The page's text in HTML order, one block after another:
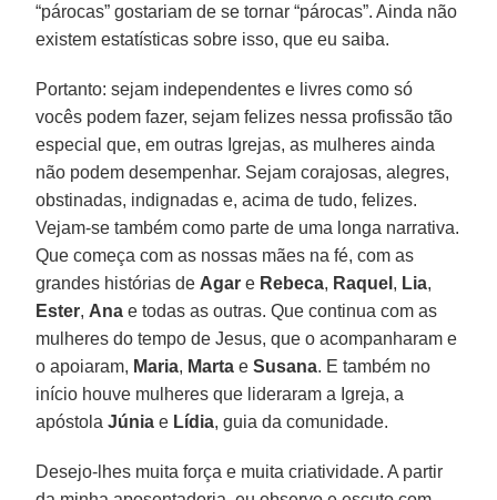
“párocas” gostariam de se tornar “párocas”. Ainda não
existem estatísticas sobre isso, que eu saiba.
Portanto: sejam independentes e livres como só
vocês podem fazer, sejam felizes nessa profissão tão
especial que, em outras Igrejas, as mulheres ainda
não podem desempenhar. Sejam corajosas, alegres,
obstinadas, indignadas e, acima de tudo, felizes.
Vejam-se também como parte de uma longa narrativa.
Que começa com as nossas mães na fé, com as
grandes histórias de Agar e Rebeca, Raquel , Lia,
Ester, Ana e todas as outras. Que continua com as
mulheres do tempo de Jesus, que o acompanharam e
o apoiaram, Maria, Marta eSusana. E também no
início houve mulheres que lideraram a Igreja, a
apóstolaJúnia e Lídia, guia da comunidade.
Desejo-lhes muita força e muita criatividade. A partir